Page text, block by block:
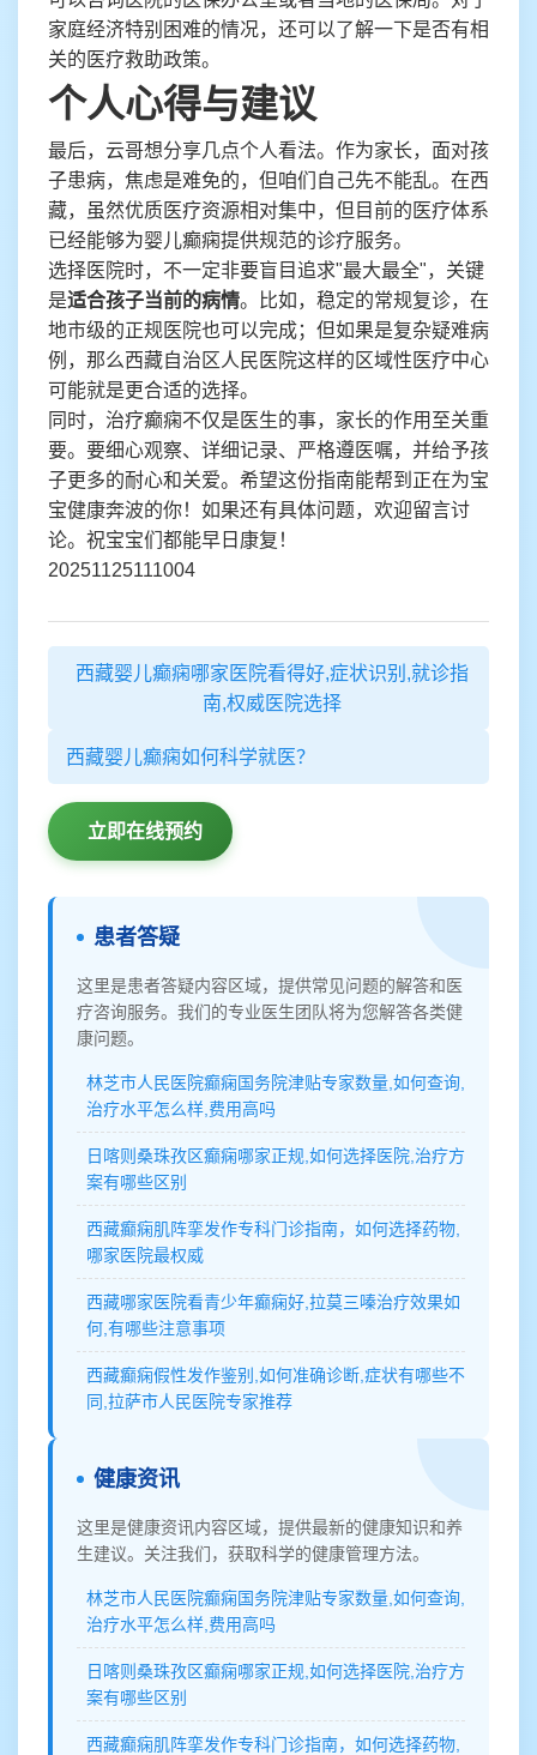
家庭经济特别困难的情况，还可以了解一下是否有相
关的医疗救助政策。
个人心得与建议
最后，云哥想分享几点个人看法。作为家长，面对孩
子患病，焦虑是难免的，但咱们自己先不能乱。在西
藏，虽然优质医疗资源相对集中，但目前的医疗体系
已经能够为婴儿癫痫提供规范的诊疗服务。
选择医院时，不一定非要盲目追求"最大最全"，关键
是适合孩子当前的病情。比如，稳定的常规复诊，在
地市级的正规医院也可以完成；但如果是复杂疑难病
例，那么西藏自治区人民医院这样的区域性医疗中心
可能就是更合适的选择。
同时，治疗癫痫不仅是医生的事，家长的作用至关重
要。要细心观察、详细记录、严格遵医嘱，并给予孩
子更多的耐心和关爱。希望这份指南能帮到正在为宝
宝健康奔波的你！如果还有具体问题，欢迎留言讨
论。祝宝宝们都能早日康复！
20251125111004
西藏婴儿癫痫哪家医院看得好,症状识别,就诊指
南,权威医院选择
西藏婴儿癫痫如何科学就医？
立即在线预约
患者答疑
这里是患者答疑内容区域，提供常见问题的解答和医
疗咨询服务。我们的专业医生团队将为您解答各类健
康问题。
林芝市人民医院癫痫国务院津贴专家数量,如何查询,
治疗水平怎么样,费用高吗
日喀则桑珠孜区癫痫哪家正规,如何选择医院,治疗方
案有哪些区别
西藏癫痫肌阵挛发作专科门诊指南，如何选择药物,
哪家医院最权威
西藏哪家医院看青少年癫痫好,拉莫三嗪治疗效果如
何,有哪些注意事项
西藏癫痫假性发作鉴别,如何准确诊断,症状有哪些不
同,拉萨市人民医院专家推荐
健康资讯
这里是健康资讯内容区域，提供最新的健康知识和养
生建议。关注我们，获取科学的健康管理方法。
林芝市人民医院癫痫国务院津贴专家数量,如何查询,
治疗水平怎么样,费用高吗
日喀则桑珠孜区癫痫哪家正规,如何选择医院,治疗方
案有哪些区别
西藏癫痫肌阵挛发作专科门诊指南，如何选择药物,